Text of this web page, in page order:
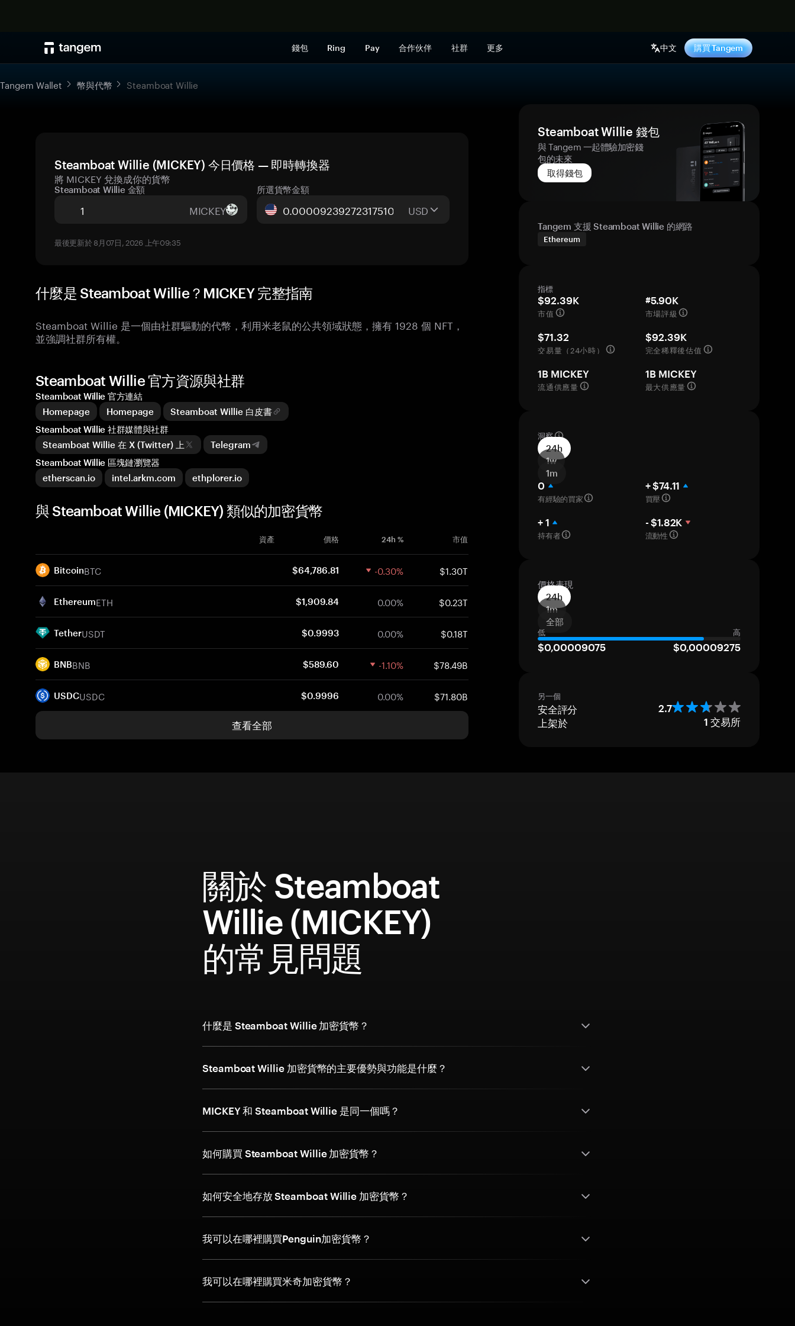
錢包 Ring Pay 合作伙伴 社群 更多 中文 購買 Tangem
Tangem Wallet 幣與代幣 Steamboat Willie
Steamboat Willie (MICKEY) 今日價格 — 即時轉換器
將 MICKEY 兌換成你的貨幣
Steamboat Willie 金額
MICKEY
所選貨幣金額
USD
最後更新於 8月07日, 2026 上午09:35
什麼是 Steamboat Willie？MICKEY 完整指南
Steamboat Willie 是一個由社群驅動的代幣，利用米老鼠的公共領域狀態，擁有 1928 個 NFT，
並強調社群所有權。
Steamboat Willie 錢包
與 Tangem 一起體驗加密錢
包的未來
取得錢包
Tangem 支援 Steamboat Willie 的網路
Ethereum
指標
$92.39K
市值
#5.90K
市場評級
$71.32
交易量（24小時）
$92.39K
完全稀釋後估值
1B MICKEY
流通供應量
1B MICKEY
最大供應量
洞察
24h
1w
1m
0
有經驗的買家
+ $74.11
買壓
+ 1
持有者
- $1.82K
流動性
價格表現
24h
1m
全部
低 高
$0,00009075 $0,00009275
另一個
安全評分 2.7
上架於 1 交易所
Steamboat Willie 官方資源與社群
Steamboat Willie 官方連結
Homepage
Homepage
Steamboat Willie 白皮書
Steamboat Willie 社群媒體與社群
Steamboat Willie 在 X (Twitter) 上
Telegram
Steamboat Willie 區塊鏈瀏覽器
etherscan.io
intel.arkm.com ethplorer.io
與 Steamboat Willie (MICKEY) 類似的加密貨幣
資產 價格 24h % 市值
BitcoinBTC $64,786.81 -0.30% $1.30T
EthereumETH $1,909.84 0.00% $0.23T
TetherUSDT $0.9993 0.00% $0.18T
BNBBNB $589.60 -1.10% $78.49B
USDCUSDC $0.9996 0.00% $71.80B
查看全部
關於 Steamboat
Willie (MICKEY)
的常見問題
什麼是 Steamboat Willie 加密貨幣？
Steamboat Willie 加密貨幣的主要優勢與功能是什麼？
MICKEY 和 Steamboat Willie 是同一個嗎？
如何購買 Steamboat Willie 加密貨幣？
如何安全地存放 Steamboat Willie 加密貨幣？
我可以在哪裡購買Penguin加密貨幣？
我可以在哪裡購買米奇加密貨幣？